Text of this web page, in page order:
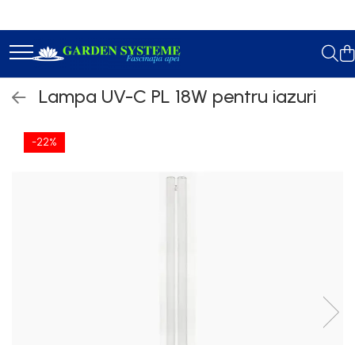
Constructie Iazuri
Geotextil
Membrana EPDM
Accesorii Lipit
Lampa UV-C PL 18W pentru iazuri
-22%